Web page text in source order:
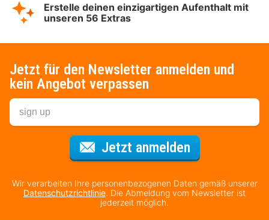
Erstelle deinen einzigartigen Aufenthalt mit
unseren 56 Extras
Jetzt für den Newsletter anmelden und
kein Angebot verpassen
Jetzt anmeldenFür den
Wir verarbeiten Ihre personenbezogenen Daten gemäß unserer
Datenschutzrichtlinie. Die Abmeldung vom Newsletter ist
jederzeit möglich.